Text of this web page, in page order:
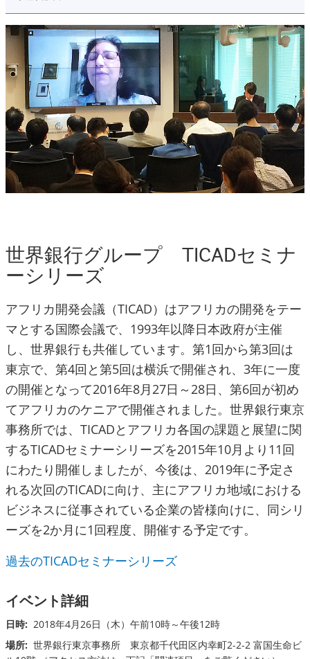
世界銀行グループ TICADセミナ
ーシリーズ
アフリカ開発会議（TICAD）はアフリカの開発をテー
マとする国際会議で、1993年以降日本政府が主催
し、世界銀行も共催しています。第1回から第3回は
東京で、第4回と第5回は横浜で開催され、3年に一度
の開催となって2016年8月27日～28日、第6回が初め
てアフリカのケニアで開催されました。世界銀行東京
事務所では、TICADとアフリカ各国の課題と展望に関
するTICADセミナーシリーズを2015年10月より11回
にわたり開催しましたが、今後は、2019年に予定さ
れる次回のTICADに向け、主にアフリカ地域における
ビジネスに従事されている企業の皆様向けに、同シリ
ーズを2か月に1回程度、開催する予定です。
過去のTICADセミナーシリーズ
イベント詳細
日時: 2018年4月26日（木）午前10時～午後12時
場所: 世界銀行東京事務所 東京都千代田区内幸町2-2-2 富国生命ビ